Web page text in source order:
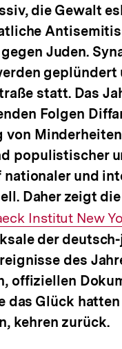
die Gewalt
Juden.
statt. Das
Folgen
populistischer
nationaler und
Daher zeigt
Institut New
der
des
offiziellen
das Glück
kehren zurück.